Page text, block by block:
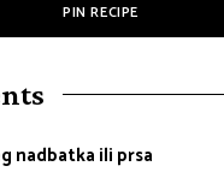
PIN RECIPE
nadbatka ili prsa